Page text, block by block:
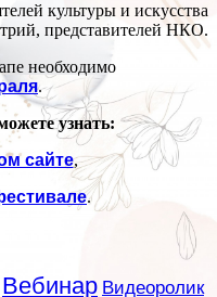
культуры и искусства
представителей НКО.
необходимо
.
узнать:
сайте,
.
Вебинар Видеоролик